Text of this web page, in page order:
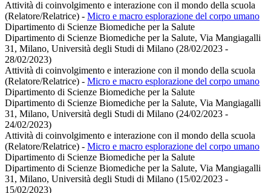
Attività di coinvolgimento e interazione con il mondo della scuola
(Relatore/Relatrice) - Micro e macro esplorazione del corpo umano
Dipartimento di Scienze Biomediche per la Salute
Dipartimento di Scienze Biomediche per la Salute, Via Mangiagalli
31, Milano, Università degli Studi di Milano (28/02/2023 -
28/02/2023)
Attività di coinvolgimento e interazione con il mondo della scuola
(Relatore/Relatrice) - Micro e macro esplorazione del corpo umano
Dipartimento di Scienze Biomediche per la Salute
Dipartimento di Scienze Biomediche per la Salute, Via Mangiagalli
31, Milano, Università degli Studi di Milano (24/02/2023 -
24/02/2023)
Attività di coinvolgimento e interazione con il mondo della scuola
(Relatore/Relatrice) - Micro e macro esplorazione del corpo umano
Dipartimento di Scienze Biomediche per la Salute
Dipartimento di Scienze Biomediche per la Salute, Via Mangiagalli
31, Milano, Università degli Studi di Milano (15/02/2023 -
15/02/2023)